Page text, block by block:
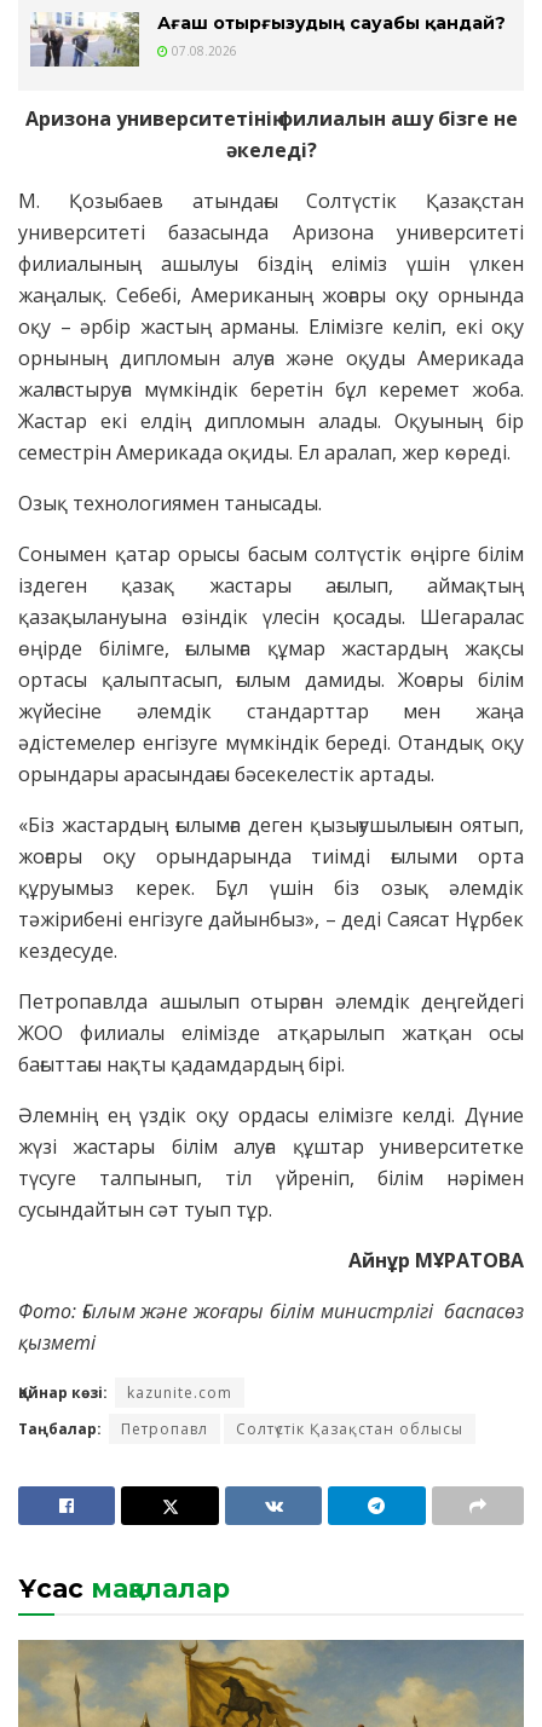
Ағаш отырғызудың сауабы қандай?
07.08.2026
Аризона университетінің филиалын ашу бізге не
әкеледі?
М. Қозыбаев атындағы Солтүстік Қазақстан
университеті базасында Аризона университеті
филиалының ашылуы біздің еліміз үшін үлкен
жаңалық. Себебі, Американың жоғары оқу орнында
оқу – әрбір жастың арманы. Елімізге келіп, екі оқу
орнының дипломын алуға және оқуды Америкада
жалғастыруға мүмкіндік беретін бұл керемет жоба.
Жастар екі елдің дипломын алады. Оқуының бір
семестрін Америкада оқиды. Ел аралап, жер көреді.
Озық технологиямен танысады.
Сонымен қатар орысы басым солтүстік өңірге білім
іздеген қазақ жастары ағылып, аймақтың
қазақылануына өзіндік үлесін қосады. Шегаралас
өңірде білімге, ғылымға құмар жастардың жақсы
ортасы қалыптасып, ғылым дамиды. Жоғары білім
жүйесіне әлемдік стандарттар мен жаңа
әдістемелер енгізуге мүмкіндік береді. Отандық оқу
орындары арасындағы бәсекелестік артады.
«Біз жастардың ғылымға деген қызығушылығын оятып,
жоғары оқу орындарында тиімді ғылыми орта
құруымыз керек. Бұл үшін біз озық әлемдік
тәжірибені енгізуге дайынбыз», – деді Саясат Нұрбек
кездесуде.
Петропавлда ашылып отырған әлемдік деңгейдегі
ЖОО филиалы елімізде атқарылып жатқан осы
бағыттағы нақты қадамдардың бірі.
Әлемнің ең үздік оқу ордасы елімізге келді. Дүние
жүзі жастары білім алуға құштар университетке
түсуге талпынып, тіл үйреніп, білім нәрімен
сусындайтын сәт туып тұр.
Айнұр МҰРАТОВА
Фото: Ғылым және жоғары білім министрлігі баспасөз
қызметі
Қайнар көзі:
kazunite.com
Таңбалар:
Петропавл Солтүстік Қазақстан облысы
Ұқсас мақалалар